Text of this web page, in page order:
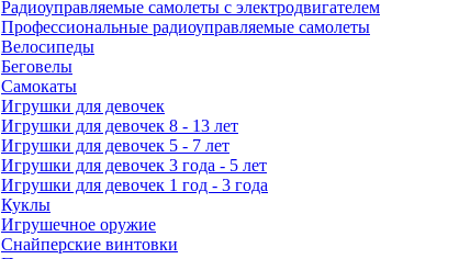
Радиоуправляемые самолеты с электродвигателем
Профессиональные радиоуправляемые самолеты
Велосипеды
Беговелы
Самокаты
Игрушки для девочек
Игрушки для девочек 8 - 13 лет
Игрушки для девочек 5 - 7 лет
Игрушки для девочек 3 года - 5 лет
Игрушки для девочек 1 год - 3 года
Куклы
Игрушечное оружие
Снайперские винтовки